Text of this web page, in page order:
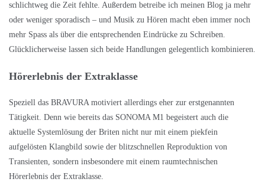
schlichtweg die Zeit fehlte. Außerdem betreibe ich meinen Blog ja mehr
oder weniger sporadisch – und Musik zu Hören macht eben immer noch
mehr Spass als über die entsprechenden Eindrücke zu Schreiben.
Glücklicherweise lassen sich beide Handlungen gelegentlich kombinieren.
Hörerlebnis der Extraklasse
Speziell das BRAVURA motiviert allerdings eher zur erstgenannten
Tätigkeit. Denn wie bereits das SONOMA M1 begeistert auch die
aktuelle Systemlösung der Briten nicht nur mit einem piekfein
aufgelösten Klangbild sowie der blitzschnellen Reproduktion von
Transienten, sondern insbesondere mit einem raumtechnischen
Hörerlebnis der Extraklasse.